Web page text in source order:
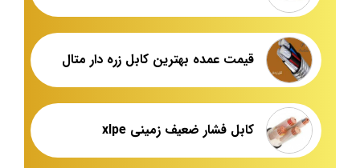
قیمت عمده بهترین کابل زره دار متال
کابل فشار ضعیف زمینی xlpe